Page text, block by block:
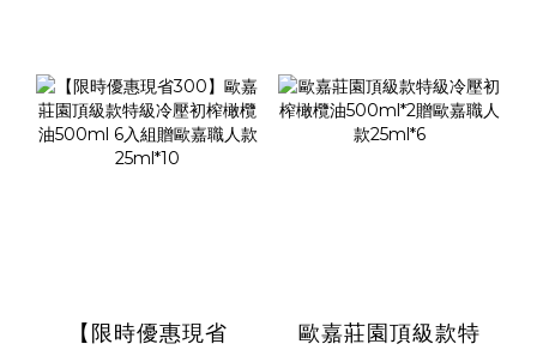
【限時優惠現省
歐嘉莊園頂級款特